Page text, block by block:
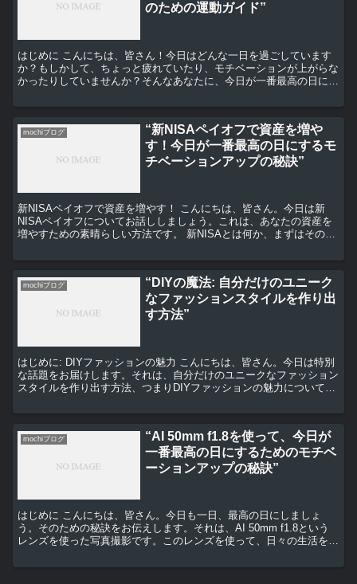
のための運動ガイド”
はじめに こんにちは、皆さん！今日はどんな一日を過ごしています
か？もしかして、ちょっと疲れていたり、モチベーションが上がらな
かったりしていませんか？そんなあなたに、今日が一番最高の日にす
mochiブログ
“新NISAペイオフで資産を増や
す！今日が一番最高の日にするモ
チベーションアップの秘訣”
新NISAペイオフで資産を増やす！ こんにちは、皆さん。今日は新
NISAペイオフについてお話ししましょう。これは、あなたの資産を
増やすための素晴らしい方法です。 新NISAとは何か、まずはその基
mochiブログ
“DIYの魔法: 自分だけのユニーク
なファッションスタイルを作り出
す方法”
はじめに: DIYファッションの魅力 こんにちは、皆さん。今日は特別
な話題をお届けします。それは、自分だけのユニークなファッション
スタイルを作り出す方法、つまりDIYファッションの魅力についてで
mochiブログ
“AI 50mm f1.8を使って、今日が
一番最高の日にするためのモチベ
ーションアップの秘訣”
はじめに こんにちは、皆さん。今日も一日、最高の日にしましょ
う。そのための秘訣をお伝えします。それは、AI 50mm f1.8という
レンズを使った写真撮影です。このレンズを使って、日々の生活を切